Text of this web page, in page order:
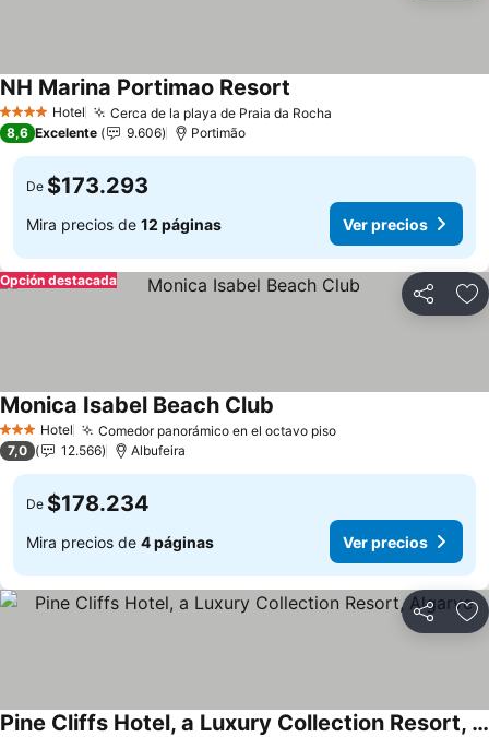
4 EstrellasHotel Cerca de la playa de Praia da Rocha
NH Marina Portimao Resort
8,6 Excelente 9.606 Portimão
De $173.293
Mira precios de 12 páginas Ver precios
Compartir
Opción destacada
3 Estrellas
Hotel Comedor panorámico en el octavo piso
Monica Isabel Beach Club
7,0 12.566 Albufeira
De $178.234
Mira precios de 4 páginas Ver precios
Compartir
Pine Cliffs Hotel, a Luxury Collection Resort, Algarve